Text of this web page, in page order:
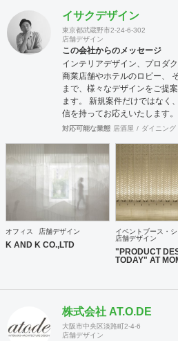
イサクデザイン
東京都武蔵野市2-24-6-302
店舗デザイン
この会社からのメッセージ
インテリアデザイン、プロダ
商業店舗やホテルのロビー、
まで、様々なデザインをご提
ます。 新規案件だけではなく
信を持ってお応えいたします。
対応可能な業態 居酒屋 ダイニング
オフィス 店舗デザイン
K AND K CO.,LTD
イベントブース・
店舗デザイン
"PRODUCT
TODAY" AT
株式会社 AT.O.DE
大阪市中央区淡路町2-4-6
店舗デザイン